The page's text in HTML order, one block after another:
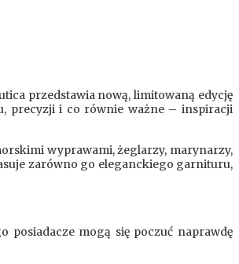
przedstawia nową, limitowaną edycję
precyzji i co równie ważne – inspiracji
wyprawami, żeglarzy, marynarzy,
zarówno go eleganckiego garnituru,
posiadacze mogą się poczuć naprawdę